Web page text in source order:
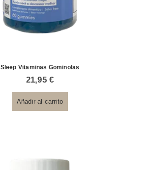
Sleep Vitaminas Gominolas
21,95 €
Añadir al carrito